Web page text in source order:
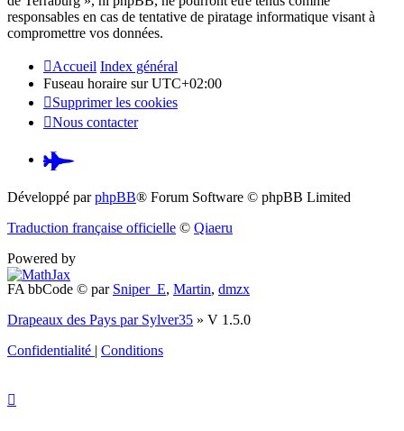
responsables en cas de tentative de piratage informatique visant à
compromettre vos données.
Accueil Index général
Fuseau horaire surUTC+02:00
Supprimer les cookies
Nous contacter
Pardus.at
(S’ouvre
nouvel
Développé parphpBB® Forum Software © phpBB Limited
Traduction française officielle © Qiaeru
Powered by
FA bbCode © par Sniper_E, Martin, dmzx
Drapeaux des Pays par Sylver35 » V 1.5.0
Confidentialité | Conditions